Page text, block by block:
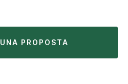
PROPOSTA